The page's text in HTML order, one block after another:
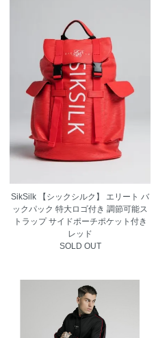
SikSilk 【シックシルク】 エリート バ
ックパック 特大ロゴ付き 調節可能ス
トラップ サイドポーチポケット付き
レッド
SOLD OUT